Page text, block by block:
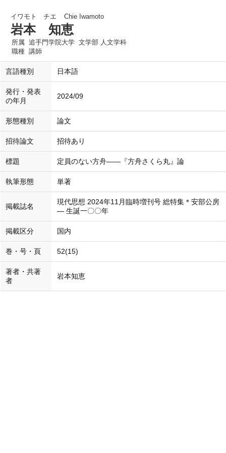
イワモト チエ Chie Iwamoto
岩本 知恵
所属 追手門学院大学 文学部 人文学科
職種 講師
言語種別 日本語
発行・発表
の年月
2024/09
形態種別 論文
招待論文 招待あり
標題 定員のない方舟――『方舟さくら丸』論
執筆形態 単著
掲載誌名
現代思想 2024年11月臨時増刊号 総特集＊安部公房
― 生誕一〇〇年
掲載区分 国内
巻・号・頁 52(15)
著者・共著
者
岩本知恵